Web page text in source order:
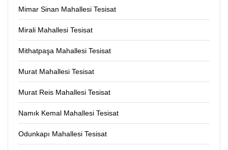
Mimar Sinan Mahallesi Tesisat
Mirali Mahallesi Tesisat
Mithatpaşa Mahallesi Tesisat
Murat Mahallesi Tesisat
Murat Reis Mahallesi Tesisat
Namık Kemal Mahallesi Tesisat
Odunkapı Mahallesi Tesisat